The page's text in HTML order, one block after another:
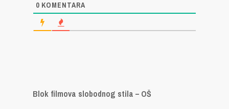
0 KOMENTARA
Blok filmova slobodnog stila – OŠ